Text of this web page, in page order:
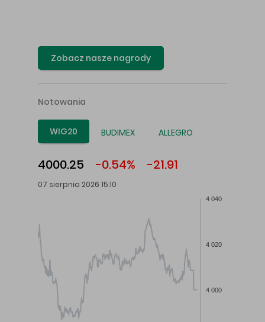
Zobacz nasze nagrody
Notowania
WIG20 BUDIMEX ALLEGRO
4000.25 -0.54% -21.91
07 sierpnia 2026 15:10
4 000
4 020
4 040